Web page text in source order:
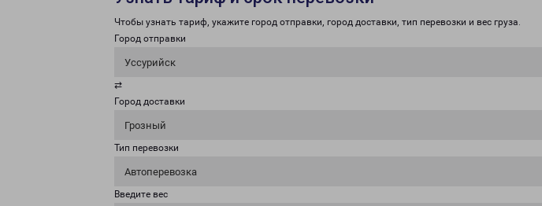
Чтобы узнать тариф, укажите город отправки, город доставки, тип перевозки и вес груза.
Город отправки
Уссурийск
⇄
Город доставки
Грозный
Тип перевозки
Автоперевозка
Введите вес